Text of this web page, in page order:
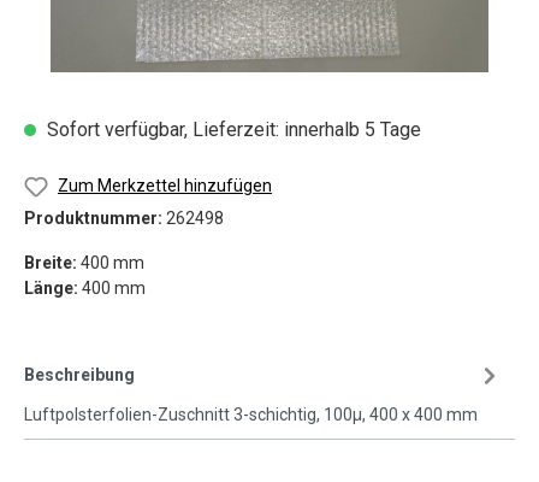
Sofort verfügbar, Lieferzeit: innerhalb 5 Tage
Zum Merkzettel hinzufügen
Produktnummer: 262498
Breite: 400 mm
Länge: 400 mm
Beschreibung
Luftpolsterfolien-Zuschnitt 3-schichtig, 100µ, 400 x 400 mm